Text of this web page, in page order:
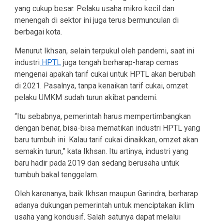
yang cukup besar. Pelaku usaha mikro kecil dan
menengah di sektor ini juga terus bermunculan di
berbagai kota.
Menurut Ikhsan, selain terpukul oleh pandemi, saat ini
industri HPTL juga tengah berharap-harap cemas
mengenai apakah tarif cukai untuk HPTL akan berubah
di 2021. Pasalnya, tanpa kenaikan tarif cukai, omzet
pelaku UMKM sudah turun akibat pandemi.
“Itu sebabnya, pemerintah harus mempertimbangkan
dengan benar, bisa-bisa mematikan industri HPTL yang
baru tumbuh ini. Kalau tarif cukai dinaikkan, omzet akan
semakin turun,” kata Ikhsan. Itu artinya, industri yang
baru hadir pada 2019 dan sedang berusaha untuk
tumbuh bakal tenggelam.
Oleh karenanya, baik Ikhsan maupun Garindra, berharap
adanya dukungan pemerintah untuk menciptakan iklim
usaha yang kondusif. Salah satunya dapat melalui